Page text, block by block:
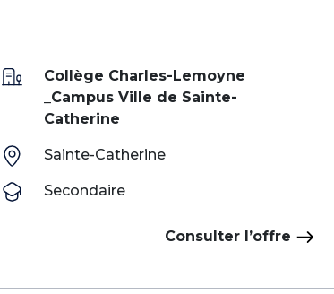
Collège Charles-Lemoyne
_Campus Ville de Sainte-
Catherine
Sainte-Catherine
Secondaire
Consulter l’offre